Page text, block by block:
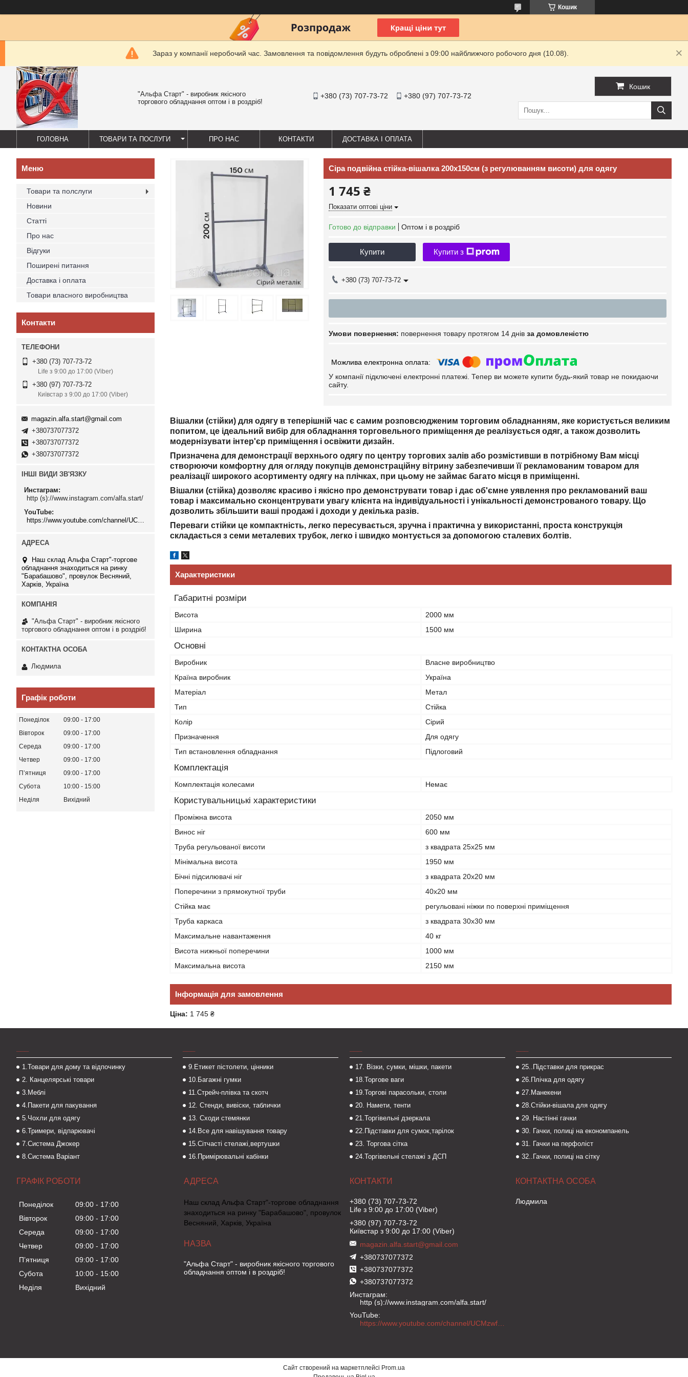
Кошик
Зараз у компанії неробочий час. Замовлення та повідомлення будуть оброблені з 09:00 найближчого робочого дня (10.08).
"Альфа Старт" - виробник якісного
торгового обладнання оптом і в роздріб!
+380 (73) 707-73-72 +380 (97) 707-73-72
Кошик
ГОЛОВНА ТОВАРИ ТА ПОСЛУГИ ПРО НАС КОНТАКТИ ДОСТАВКА І ОПЛАТА
Сіра подвійна стійка-вішалка 200х150см (з регулюванням висоти) для одягу
1 745 ₴
Показати оптові ціни
Готово до відправки Оптом і в роздріб
Купити Купити з
+380 (73) 707-73-72
повернення товару протягом 14 днів за домовленістю
У компанії підключені електронні платежі. Тепер ви можете купити будь-який товар не покидаючи
сайту.
Вішалки (стійки) для одягу в теперішній час є самим розповсюдженим торговим обладнанням, яке користується великим
попитом, це ідеальний вибір для обладнання торговельного приміщення де реалізується одяг, а також дозволить
модернізувати інтер'єр приміщення і освіжити дизайн.
Призначена для демонстрації верхнього одягу по центру торгових залів або розмістивши в потрібному Вам місці
створюючи комфортну для огляду покупців демонстраційну вітрину забезпечивши її рекламованим товаром для
реалізації широкого асортименту одягу на плічках, при цьому не займає багато місця в приміщенні.
Вішалки (стійка) дозволяє красиво і якісно про демонструвати товар і дає об'ємне уявлення про рекламований ваш
товар і максимально сконцентрувати увагу клієнта на індивідуальності і унікальності демонстрованого товару. Що
дозволить збільшити ваші продажі і доходи у декілька разів.
Переваги стійки це компактність, легко пересувається, зручна і практична у використанні, проста конструкція
складається з семи металевих трубок, легко і швидко монтується за допомогою сталевих болтів.
Характеристики
Габаритні розміри
Висота
2000 мм
Ширина
1500 мм
Основні
Виробник
Власне виробництво
Країна виробник
Україна
Матеріал
Метал
Тип
Стійка
Колір
Сірий
Призначення
Для одягу
Тип встановлення обладнання
Підлоговий
Комплектація
Комплектація колесами Немає
Користувальницькі характеристики
Проміжна висота
2050 мм
Винос ніг
600 мм
Труба регульованої висоти
з квадрата 25х25 мм
Мінімальна висота
1950 мм
Бічні підсилювачі ніг
з квадрата 20х20 мм
Поперечини з прямокутної труби
40х20 мм
Стійка має
регульовані ніжки по поверхні приміщення
Труба каркаса
з квадрата 30х30 мм
Максимальне навантаження
40 кг
Висота нижньої поперечини
1000 мм
Максимальна висота
2150 мм
Інформація для замовлення
Ціна: 1 745 ₴
Товари та полслуги
Новини
Статті
Про нас
Відгуки
Поширені питання
Доставка і оплата
Товари власного виробництва
Контакти
+380 (73) 707-73-72
Life з 9:00 до 17:00 (Viber)
+380 (97) 707-73-72
Київстар з 9:00 до 17:00 (Viber)
magazin.alfa.start@gmail.com
+380737077372
+380737077372
+380737077372
ІНШІ ВИДИ ЗВ'ЯЗКУ
Инстаграм
http (s)://www.instagram.com/alfa.start/
YouTube
Наш склад Альфа Старт"-торгове
обладнання знаходиться на ринку
"Барабашово", провулок Весняний,
Харків, Україна
"Альфа Старт" - виробник якісного
торгового обладнання оптом і в роздріб!
Людмила
Графік роботи
Понеділок 09:00
17:00
Вівторок
09:00
17:00
Середа
09:00
17:00
Четвер
09:00
17:00
Пʼятниця
09:00
17:00
Субота
10:00
15:00
Неділя
Вихідний
1.Товари для дому та відпочинку
2. Канцелярські товари
3.Меблі
4.Пакети для пакування
5.Чохли для одягу
6.Тримери, відпарювачі
7.Система Джокер
8.Система Варіант
9.Етикет пістолети, цінники
10.Багажні гумки
11.Стрейч-плівка та скотч
12. Стенди, вивіски, таблички
13. Сходи стемянки
14.Все для навішування товару
15.Сітчасті стелажі,вертушки
16.Примірювальні кабінки
17. Візки, сумки, мішки, пакети
18.Торгове ваги
19.Торгові парасольки, столи
20. Намети, тенти
21.Торгівельні дзеркала
22.Підставки для сумок,тарілок
23. Торгова сітка
24.Торгівельні стелажі з ДСП
25..Підставки для прикрас
26.Плічка для одягу
27.Манекени
28.Стійки-вішала для одягу
29. Настінні гачки
30. Гачки, полиці на економпанель
31. Гачки на перфоліст
32..Гачки, полиці на сітку
ГРАФІК РОБОТИ
Понеділок 09:00
17:00
Вівторок
09:00
17:00
Середа
09:00
17:00
Четвер
09:00
17:00
Пʼятниця
09:00
17:00
Субота
10:00
15:00
Неділя
Вихідний
Наш склад Альфа Старт"-торгове обладнання
знаходиться на ринку "Барабашово", провулок
Весняний, Харків, Україна
"Альфа Старт" - виробник якісного торгового
обладнання оптом і в роздріб!
+380 (73) 707-73-72
Life з 9:00 до 17:00 (Viber)
+380 (97) 707-73-72
Київстар з 9:00 до 17:00 (Viber)
magazin.alfa.start@gmail.com
+380737077372
+380737077372
+380737077372
Инстаграм
http (s)://www.instagram.com/alfa.start/
YouTube
Людмила
Сайт створений на маркетплейсі Prom.ua